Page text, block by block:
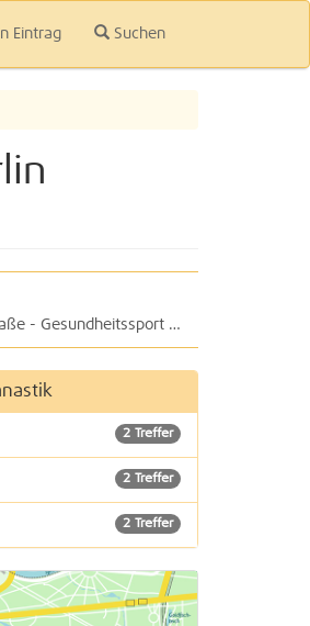
Eintrag Suchen
Physiotherapie Physio 29 im Therapiezentrum Wilhelm-Wollf-Straße - Gesundheitssport TopFit e.V.
2 Treffer
2 Treffer
2 Treffer
1 Treffer
4 Treffer